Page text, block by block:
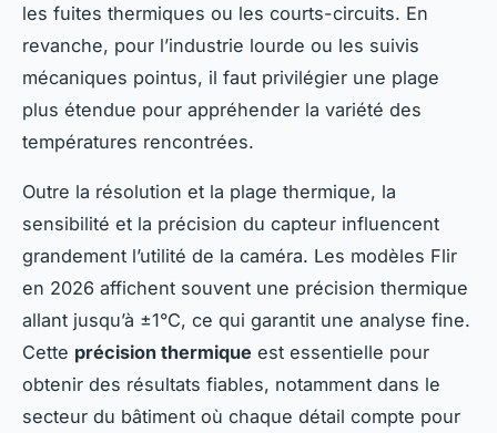
les fuites thermiques ou les courts-circuits. En
revanche, pour l’industrie lourde ou les suivis
mécaniques pointus, il faut privilégier une plage
plus étendue pour appréhender la variété des
températures rencontrées.
Outre la résolution et la plage thermique, la
sensibilité et la précision du capteur influencent
grandement l’utilité de la caméra. Les modèles Flir
en 2026 affichent souvent une précision thermique
allant jusqu’à ±1°C, ce qui garantit une analyse fine.
Cette précision thermique est essentielle pour
obtenir des résultats fiables, notamment dans le
secteur du bâtiment où chaque détail compte pour